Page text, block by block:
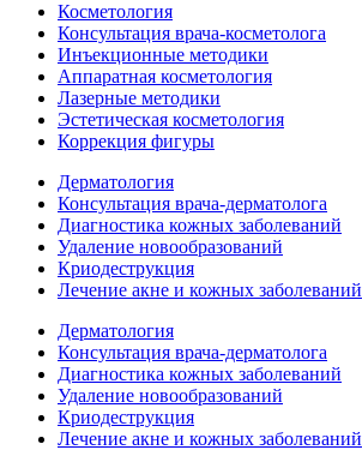
Косметология
Консультация врача-косметолога
Инъекционные методики
Аппаратная косметология
Лазерные методики
Эстетическая косметология
Коррекция фигуры
Дерматология
Консультация врача-дерматолога
Диагностика кожных заболеваний
Удаление новообразований
Криодеструкция
Лечение акне и кожных заболеваний
Дерматология
Консультация врача-дерматолога
Диагностика кожных заболеваний
Удаление новообразований
Криодеструкция
Лечение акне и кожных заболеваний